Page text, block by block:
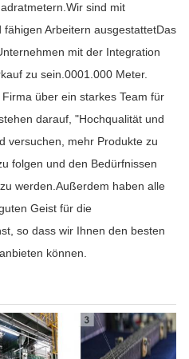
sind mit
Arbeitern ausgestattetDas
mit der Integration
zu sein.0001.000 Meter.
über ein starkes Team für
darauf, "Hochqualität und
versuchen, mehr Produkte zu
folgen und den Bedürfnissen
werden.Außerdem haben alle
Geist für die
so dass wir Ihnen den besten
können.